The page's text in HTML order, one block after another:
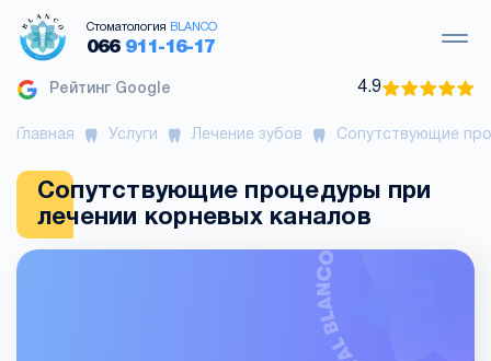
Стоматология BLANCO
066911-16-17
Рейтинг Google 4.9
Главная Услуги Лечение зубов Сопутствующие
Сопутствующие процедуры при
лечении корневых каналов